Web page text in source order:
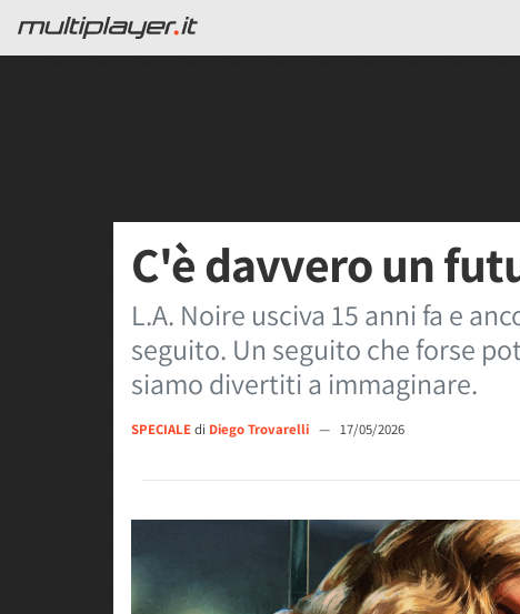
C'è davvero un
L.A. Noire usciva 15 anni fa e
seguito. Un seguito che forse
siamo divertiti a immaginare.
SPECIALEdi Diego Trovarelli — 17/05/2026